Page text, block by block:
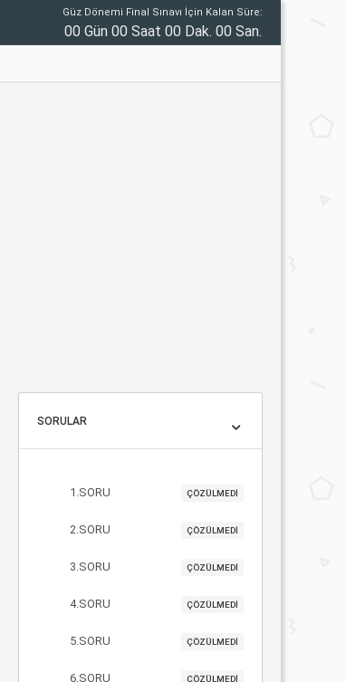
Güz Dönemi Final Sınavı İçin Kalan Süre:
00 Gün 00 Saat 00 Dak. 00 San.
SORULAR
1.SORU ÇÖZÜLMEDİ
2.SORU ÇÖZÜLMEDİ
3.SORU ÇÖZÜLMEDİ
4.SORU ÇÖZÜLMEDİ
5.SORU ÇÖZÜLMEDİ
6.SORU ÇÖZÜLMEDİ